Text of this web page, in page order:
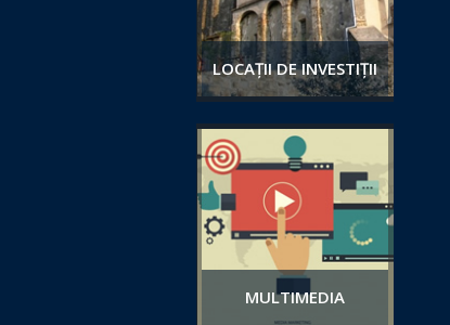
LOCAȚII DE INVESTIȚII
MULTIMEDIA